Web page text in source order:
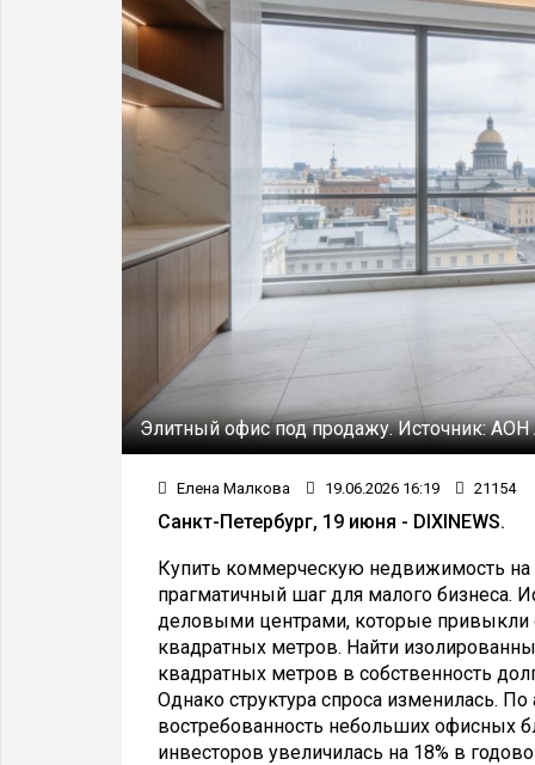
Элитный офис под продажу.Источник:АОН
Елена Малкова 19.06.2026 16:19 21154
Санкт-Петербург, 19 июня - DIXINEWS.
Купить коммерческую недвижимость на
прагматичный шаг для малого бизнеса.
деловыми центрами, которые привыкли
квадратных метров. Найти
квадратных метров в собственность
Однако структура спроса изменилась.
востребованность небольших офисных
инвесторов увеличилась на 18% в